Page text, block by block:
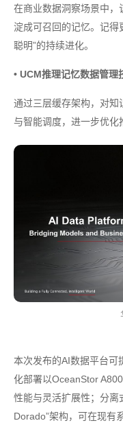
在商业数据洞察场景中
淀成可召回的记忆。记得
聪明”的持续进化。
• UCM推理记忆数据管
通过三层缓存架构，对知
与智能调度，进一步优化
本次发布的AI数据平台可
化部署以OceanStor
性能与灵活扩展性；分离
Dorado”架构，可在现有